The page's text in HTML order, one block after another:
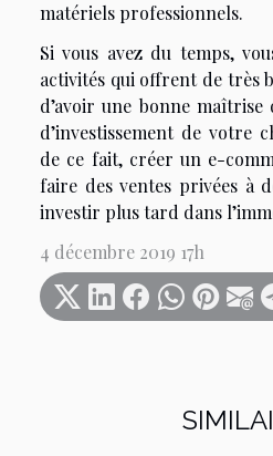
matériels professionnels.
Si vous avez du temps,
activités qui offrent de très
d’avoir une bonne maîtrise
d’investissement de votre
de ce fait, créer un e-
faire des ventes privées à
investir plus tard dans
4 décembre 2019 17h